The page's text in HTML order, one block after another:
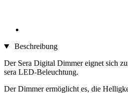
Beschreibung
Der Sera Digital Dimmer eignet sich
sera LED-Beleuchtung.
Der Dimmer ermöglicht es, die